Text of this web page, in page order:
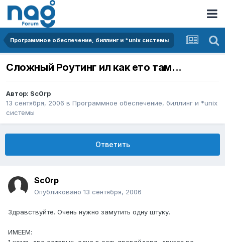
Программное обеспечение, биллинг и *unix системы
Сложный Роутинг ил как ето там...
Автор: Sc0rp
13 сентября, 2006 в Программное обеспечение, биллинг и *unix
системы
Ответить
Sc0rp
Опубликовано 13 сентября, 2006
Здравствуйте. Очень нужно замутить одну штуку.
ИМЕЕМ: